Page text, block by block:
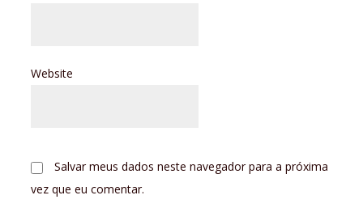
Website
Salvar meus dados neste navegador para a próxima
vez que eu comentar.